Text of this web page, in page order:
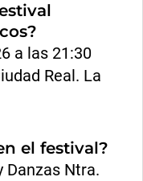
a las 21:30
Real. La
el festival?
Danzas Ntra.